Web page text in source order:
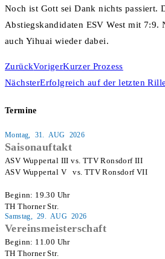
Noch ist Gott sei Dank nichts passiert.
Abstiegskandidaten ESV West mit
auch Yihuai wieder dabei.
ZurückVorigerKurzer Prozess
NächsterErfolgreich auf der letzten
Termine
Montag, 31. AUG 2026
Saisonauftakt
ASV Wuppertal III vs. TTV Ronsdorf III
ASV Wuppertal V   vs. TTV Ronsdorf VII
Beginn: 19.30 Uhr
TH Thorner Str.
Samstag, 29. AUG 2026
Vereinsmeisterschaft
Beginn: 11.00 Uhr
TH Thorner Str.